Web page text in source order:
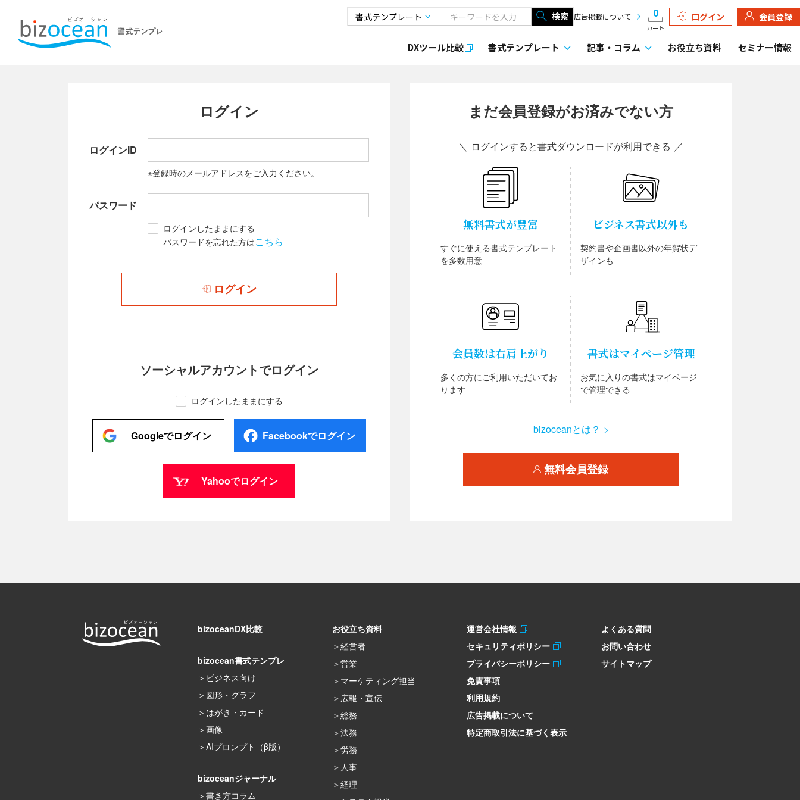
検索 広告掲載について 0
カート
ログイン 会員登録
DXツール比較 書式テンプレート 記事・ コラム お役立ち資料 セミナー情報
ログイン
ログインID
※登録時のメールアドレスをご入力ください。
パスワード
ログインしたままにする
パスワードを忘れた方はこちら
ログイン
ソーシャルアカウントでログイン
ログインしたままにする
Googleでログイン Facebookでログイン
Yahooでログイン
まだ会員登録がお済みでない方
＼ ログインすると書式ダウンロードが利用できる ／
無料書式が豊富
すぐに使える書式テンプレート
を多数用意
ビジネス書式以外も
契約書や企画書以外の年賀状デ
ザインも
会員数は右肩上がり
多くの方にご利用いただいてお
ります
書式はマイページ管理
お気に入りの書式はマイページ
で管理できる
bizoceanとは？ >
無料会員登録
bizoceanDX比較
bizocean書式テンプレ
ビジネス向け
図形・グラフ
はがき・カード
画像
AIプロンプト（β版）
bizoceanジャーナル
書き方コラム
お役立ち資料
経営者
営業
マーケティング担当
広報・宣伝
総務
法務
労務
人事
経理
運営会社情報
セキュリティポリシー
プライバシーポリシー
免責事項
利用規約
広告掲載について
特定商取引法に基づく表示
よくある質問
お問い合わせ
サイトマップ